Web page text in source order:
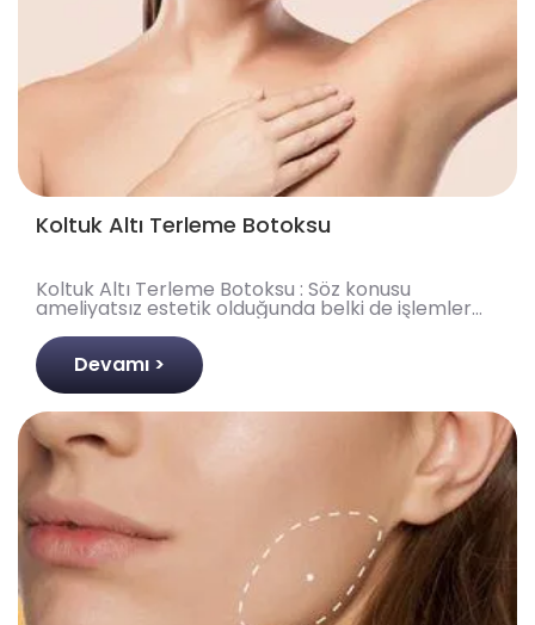
Koltuk Altı Terleme Botoksu
Koltuk Altı Terleme Botoksu : Söz konusu
ameliyatsız estetik olduğunda belki de işlemler
arasında en popüler olan ve pek çok farklı alanda
kullanılan ..
Devamı >